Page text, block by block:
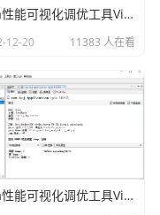
java性能可视化调优工具VisualVM插件之Visual GC
12-20 11383 人在看
java性能可视化调优工具VisualVM